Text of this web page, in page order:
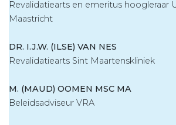
Revalidatiearts en emeritus hoogleraar
Maastricht
DR. I.J.W. (ILSE) VAN NES
Revalidatiearts Sint Maartenskliniek
M. (MAUD) OOMEN MSC MA
Beleidsadviseur VRA